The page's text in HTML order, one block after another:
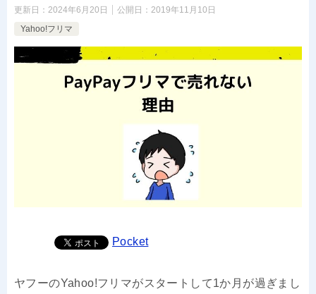
更新日： 2024年6月20日 公開日： 2019年11月10日
Yahoo!フリマ
Pocket
ヤフーのYahoo!フリマがスタートして1か月が過ぎまし